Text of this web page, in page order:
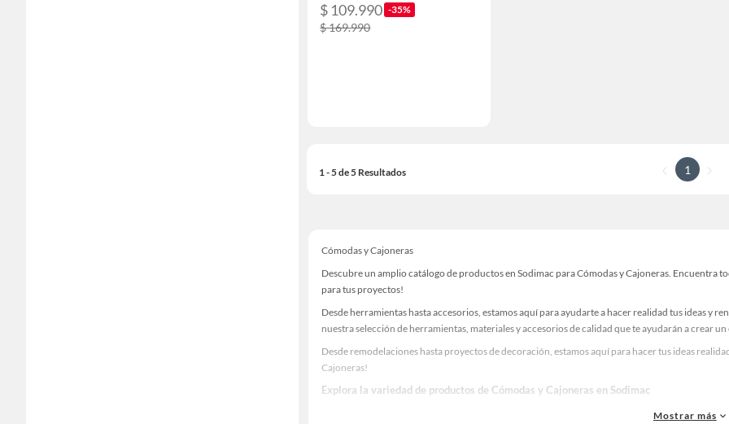
$ 109.990 -35%
$ 169.990
1 - 5 de 5 Resultados 1
Cómodas y Cajoneras
Descubre un amplio catálogo de productos en Sodimac para Cómodas y Cajoneras. Encuentra
para tus proyectos!
Desde herramientas hasta accesorios, estamos aquí para ayudarte a hacer realidad tus ideas y
nuestra selección de herramientas, materiales y accesorios de calidad que te ayudarán a crear un
Desde remodelaciones hasta proyectos de decoración, estamos aquí para hacer tus ideas
Cajoneras!
Explora la variedad de productos de Cómodas y Cajoneras en Sodimac
Herramientas, materiales y accesorios de calidad para tus proyectos y renovación de espacios.
Mostrar más